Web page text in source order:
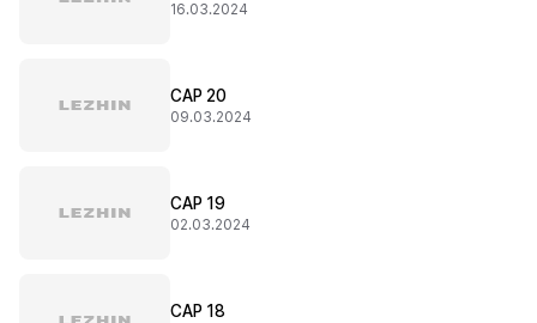
16.03.2024
CAP 20
09.03.2024
CAP 19
02.03.2024
CAP 18